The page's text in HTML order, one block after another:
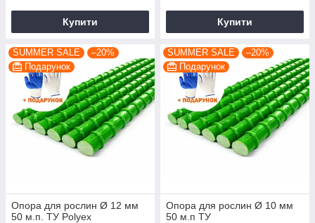
Купити Купити
SUMMER SALE
–20%
Подарунок
Опора для рослин Ø 12 мм
50 м.п. ТУ Polyex
SUMMER SALE
–20%
Подарунок
Опора для рослин Ø 10 мм
50 м.п ТУ